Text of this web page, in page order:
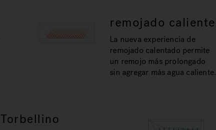
remojado caliente
La nueva experiencia de
remojado calentado permite
un remojo más prolongado
sin agregar más agua caliente.
Torbellino